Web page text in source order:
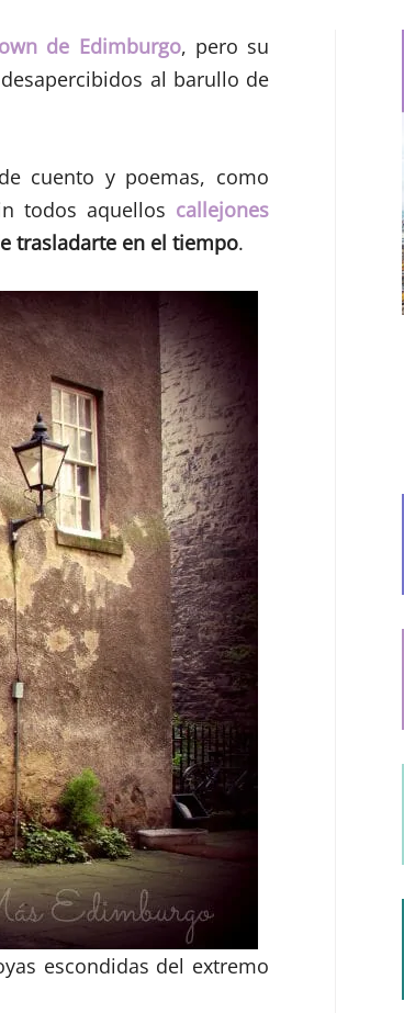
de Edimburgo, pero su
al barullo de
cuento y poemas, como
todos aquellos callejones
trasladarte en el tiempo.
escondidas del extremo